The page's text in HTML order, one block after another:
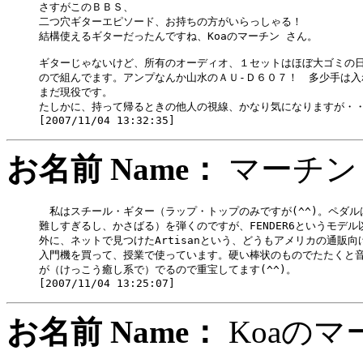
さすがこのＢＢＳ、
二つ穴ギターエピソード、お持ちの方がいらっしゃる！
結構使えるギターだったんですね、Koaのマーチン さん。
ギターじゃないけど、所有のオーディオ、１セットはほぼ大ゴミの
ので組んでます。アンプなんか山水のＡＵ-Ｄ６０７！　多少手は
まだ現役です。
たしかに、持って帰るときの他人の視線、かなり気になりますが・
お名前 Name： マー
私はスチール・ギター（ラップ・トップのみですが(^^)。ペダル
難しすぎるし、かさばる）を弾くのですが、FENDER6というモデル
外に、ネットで見つけたArtisanという、どうもアメリカの通販向
入門機を買って、授業で使っています。硬い棒状のものでたたくと
が（けっこう癒し系で）でるので重宝してます(^^)。
お名前 Name： Koaの